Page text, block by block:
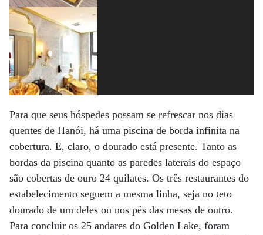
Para que seus hóspedes possam se refrescar nos dias
quentes de Hanói, há uma piscina de borda infinita na
cobertura. E, claro, o dourado está presente. Tanto as
bordas da piscina quanto as paredes laterais do espaço
são cobertas de ouro 24 quilates. Os três restaurantes do
estabelecimento seguem a mesma linha, seja no teto
dourado de um deles ou nos pés das mesas de outro.
Para concluir os 25 andares do Golden Lake, foram